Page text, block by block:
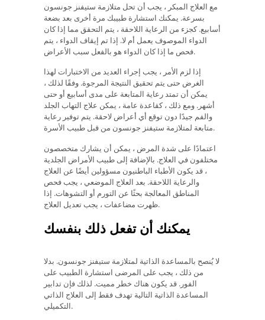
مع العلاج المبكر ، يجب أن تحل متلازمة ستيفنز جونسون
بسرعة. يمكنك استشارة طبيبك مرة أخرى بعد بضعة
أسابيع. كجزء من الرعاية اللاحقة ، يتم التحقق مما إذا كان
الدواء الموصوف يعمل أم لا. إذا تم إيقاف الدواء ، يتم
فحص ما إذا كان الدواء هو بالفعل سبب الأعراض.
إذا لزم الأمر ، يجب إجراء العديد من الاختبارات لهذا
الغرض حتى يتم تحقيق النتيجة المرجوة. وفقًا لذلك ،
يمكن أن تمتد رعاية المتابعة على مدى أسابيع أو حتى
أشهر. ومع ذلك ، كقاعدة عامة ، يمكن علاج التهاب الجلد
والفم جيدًا دون توقع أي أعراض لاحقة. يتم توفير رعاية
متابعة لمتلازمة ستيفنز جونسون من قبل طبيب الأسرة.
اعتمادًا على شدة المرض ، يمكن أن يشارك متخصصون
مختلفون في العلاج. بالإضافة إلى طبيب الأمراض الجلدية
، قد يكون الأطباء الباطنيون مسؤولين أيضًا عن العلاج
والرعاية اللاحقة. بعد العلاج الموضعي ، يجب فحص
المناطق المعالجة بحثًا عن التورم أو التشوهات. إذا
ظهرت مضاعفات ، يجب تعديل العلاج.
يمكنك أن تفعل ذلك بنفسك
لا يُنصح بالمساعدة الذاتية لمتلازمة ستيفنز جونسون. بدلا
من ذلك ، يجب على المرضى استشارة الطبيب على
الفور. قد يكون هناك خطر مميت. لذلك فإن تدابير
المساعدة الذاتية التالية تهدف فقط إلى العلاج الذاتي
التكميلي.